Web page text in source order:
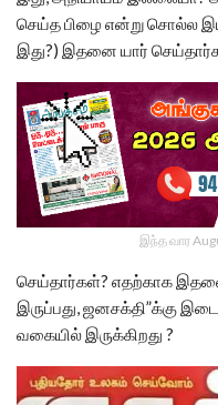
செய்த பிழை என்று சொல்ல
இது?) இதனை யார்
இந்த வார
செய்தார்கள்? எதற்காக
இருப்பது, ஜனசக்தி”க்கு
வகையில் இருக்கிறது ?